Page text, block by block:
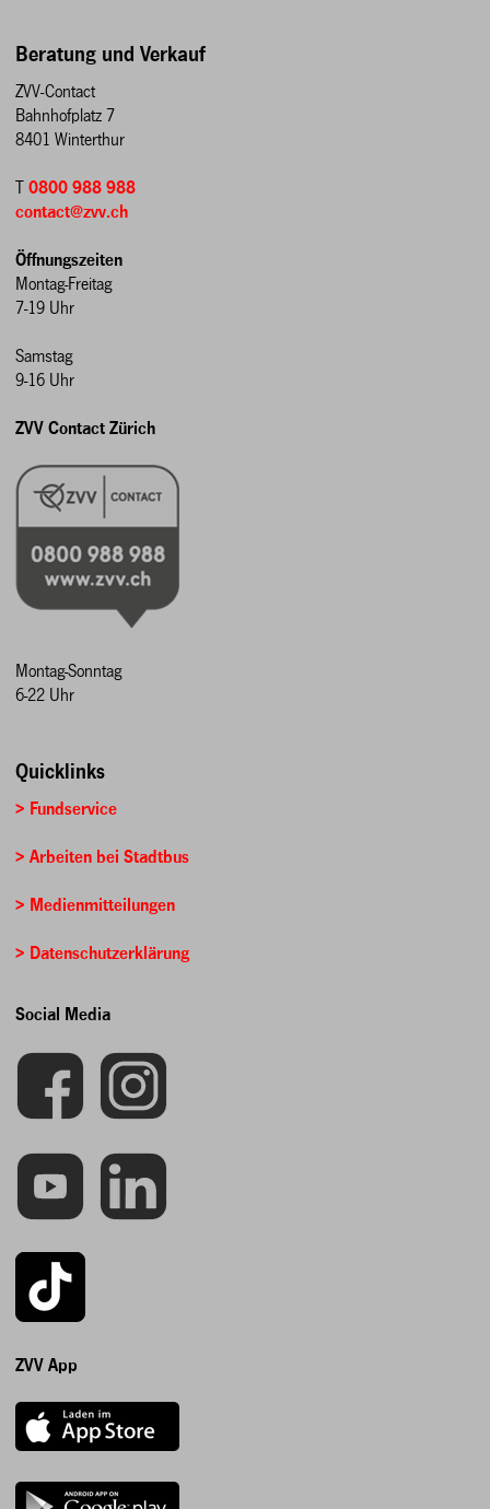
Beratung und Verkauf
ZVV-Contact
Bahnhofplatz 7
8401 Winterthur
T0800 988 988
contact@zvv.ch
Öffnungszeiten
Montag-Freitag
7-19 Uhr
Samstag
9-16 Uhr
ZVV Contact Zürich
Montag-Sonntag
6-22 Uhr
Quicklinks
> Fundservice
> Arbeiten bei Stadtbus
> Medienmitteilungen
> Datenschutzerklärung
Social Media
ZVV App